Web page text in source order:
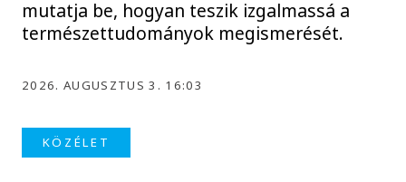
mutatja be, hogyan teszik izgalmassá a
természettudományok megismerését.
2026. AUGUSZTUS 3. 16:03
KÖZÉLET